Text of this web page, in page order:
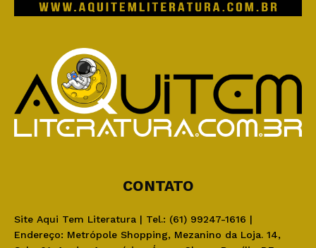
CONTATO
Site Aqui Tem Literatura | Tel.: (61) 99247-1616 |
Endereço: Metrópole Shopping, Mezanino da Loja. 14,